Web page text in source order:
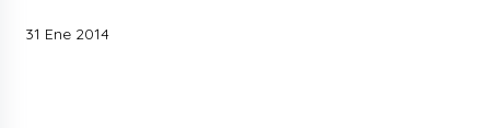
31 Ene 2014